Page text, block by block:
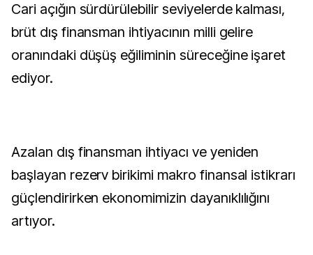
Cari açığın sürdürülebilir seviyelerde kalması,
brüt dış finansman ihtiyacının milli gelire
oranındaki düşüş eğiliminin süreceğine işaret
ediyor.
Azalan dış finansman ihtiyacı ve yeniden
başlayan rezerv birikimi makro finansal istikrarı
güçlendirirken ekonomimizin dayanıklılığını
artıyor.